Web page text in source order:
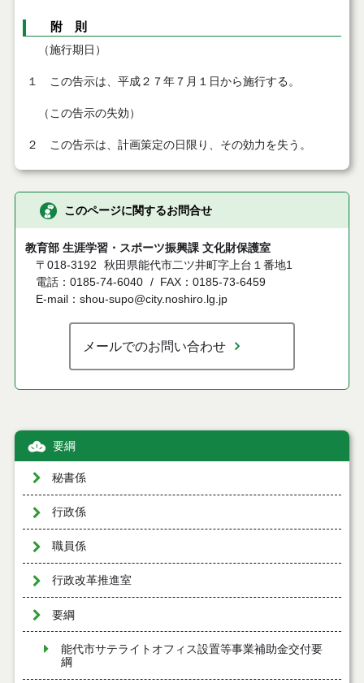
附 則
（施行期日）
１ この告示は、平成２７年７月１日から施行する。
（この告示の失効）
２ この告示は、計画策定の日限り、その効力を失う。
このページに関するお問合せ
教育部 生涯学習・スポーツ振興課 文化財保護室
〒018-3192
秋田県能代市二ツ井町字上台１番地1
電話：0185-74-6040
FAX：0185-73-6459
E-mail：shou-supo@city.noshiro.lg.jp
メールでのお問い合わせ
要綱
秘書係
行政係
職員係
行政改革推進室
要綱
能代市サテライトオフィス設置等事業補助金交付要
綱